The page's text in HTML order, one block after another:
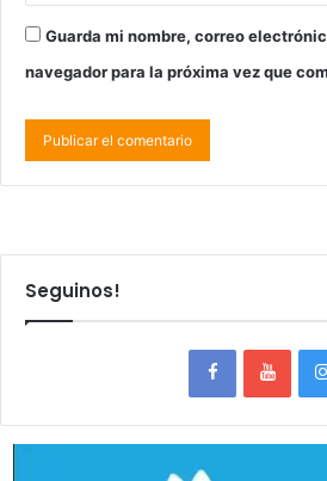
Guarda mi nombre, correo
navegador para la próxima vez que
Seguinos!